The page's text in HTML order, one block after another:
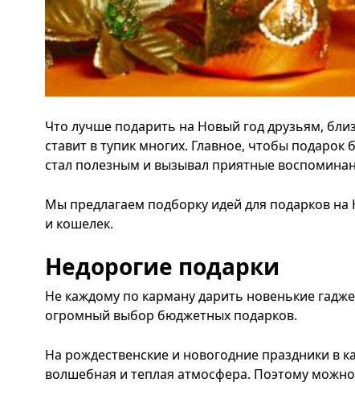
Что лучше подарить на Новый год друзьям,
ставит в тупик многих. Главное, чтобы
стал полезным и вызывал приятные
Мы предлагаем подборку идей для подарков
и кошелек.
Недорогие подарки
Не каждому по карману дарить новенькие
огромный выбор бюджетных подарков.
На рождественские и новогодние праздники в
волшебная и теплая атмосфера. Поэтому